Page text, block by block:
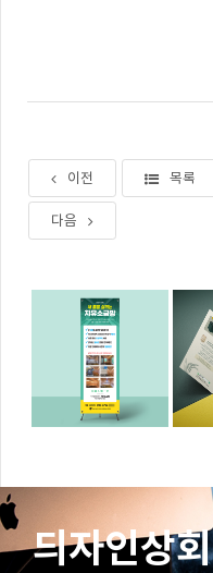
이전 목록
다음
듸자인상회